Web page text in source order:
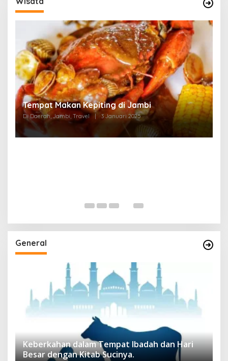
Tempat Makan di Thehok Jambi
Di Daerah, Jambi, Travel 3 Januari 2025
General
Keberkahan dalam Tempat Ibadah dan Hari
Besar dengan Kitab Sucinya.